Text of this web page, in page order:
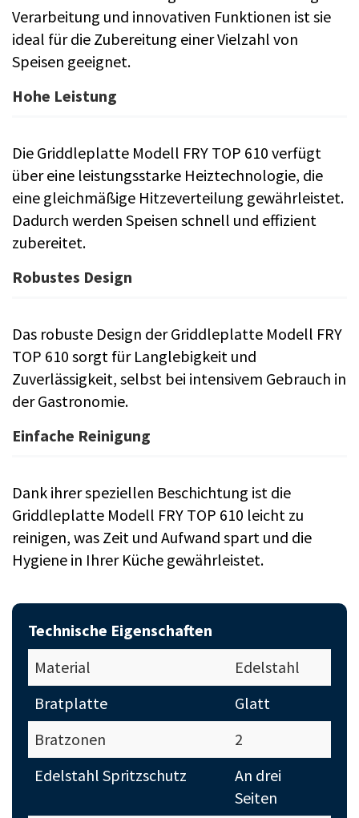
Verarbeitung und innovativen Funktionen ist sie
ideal für die Zubereitung einer Vielzahl von
Speisen geeignet.
Hohe Leistung
Die Griddleplatte Modell FRY TOP 610 verfügt
über eine leistungsstarke Heiztechnologie, die
eine gleichmäßige Hitzeverteilung gewährleistet.
Dadurch werden Speisen schnell und effizient
zubereitet.
Robustes Design
Das robuste Design der Griddleplatte Modell FRY
TOP 610 sorgt für Langlebigkeit und
Zuverlässigkeit, selbst bei intensivem Gebrauch in
der Gastronomie.
Einfache Reinigung
Dank ihrer speziellen Beschichtung ist die
Griddleplatte Modell FRY TOP 610 leicht zu
reinigen, was Zeit und Aufwand spart und die
Hygiene in Ihrer Küche gewährleistet.
Technische Eigenschaften
Material
Edelstahl
Bratplatte
Glatt
Bratzonen
2
Edelstahl Spritzschutz
An drei
Seiten